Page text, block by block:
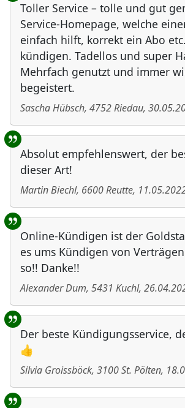
Toller Service – tolle und gut
Service-Homepage, welche
einfach hilft, korrekt ein Abo
kündigen. Tadellos und super
Mehrfach genutzt und immer
begeistert.
Sascha Hübsch, 4752Riedau,
Absolut empfehlenswert, der
dieser Art!
Martin Biechl, 6600Reutte,
Online-Kündigen ist der
es ums Kündigen von
so!! Danke!!
Alexander Dum, 5431 Kuchl,
Der beste Kündigungsservice,
👍
Silvia Groissböck, 3100St. Pölten,